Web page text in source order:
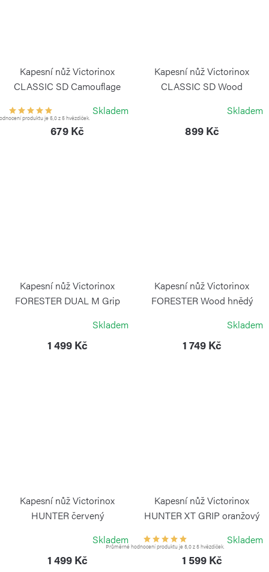
Kapesní nůž Victorinox
CLASSIC SD Camouflage
produktu je 5,0 z 5 hvězdiček.
Skladem
679 Kč
Kapesní nůž Victorinox
CLASSIC SD Wood
Skladem
899 Kč
Kapesní nůž Victorinox
FORESTER DUAL M Grip
Skladem
1 499 Kč
Kapesní nůž Victorinox
FORESTER Wood hnědý
Skladem
1 749 Kč
Kapesní nůž Victorinox
HUNTER červený
Skladem
1 499 Kč
Kapesní nůž Victorinox
HUNTER XT GRIP oranžový
Průměrné hodnocení produktu je 5,0 z 5 hvězdiček.
Skladem
1 599 Kč